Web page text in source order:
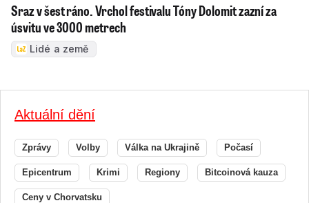
Sraz v šest ráno. Vrchol festivalu Tóny Dolomit zazní za
úsvitu ve 3000 metrech
Lidé a země
Aktuální dění
Zprávy Volby Válka na Ukrajině Počasí
Epicentrum Krimi Regiony Bitcoinová kauza
Ceny v Chorvatsku